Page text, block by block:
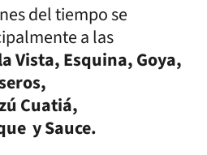
del tiempo se
a las
Vista, Esquina, Goya,
Cuatiá,
y Sauce.